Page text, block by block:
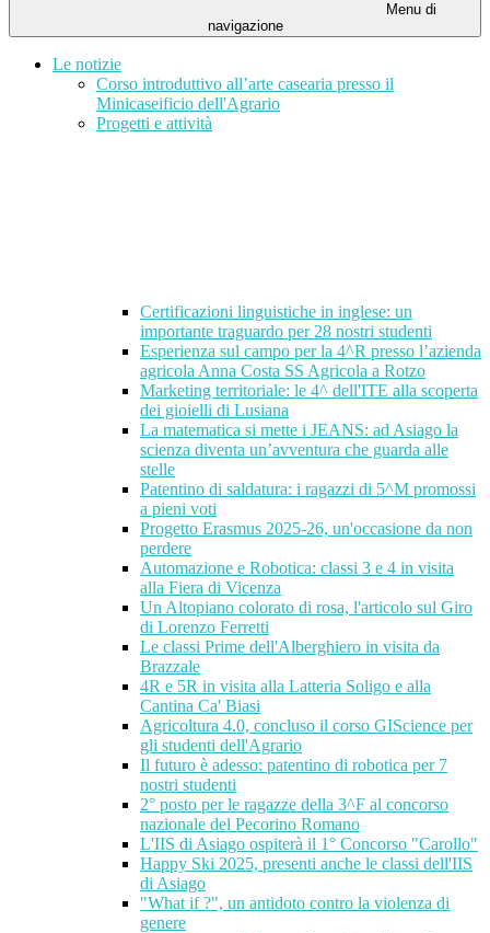
Menu di
navigazione
Le notizie
Corso introduttivo all’arte casearia presso il
Minicaseificio dell'Agrario
Progetti e attività
Certificazioni linguistiche in inglese: un
importante traguardo per 28 nostri studenti
Esperienza sul campo per la 4^R presso l’azienda
agricola Anna Costa SS Agricola a Rotzo
Marketing territoriale: le 4^ dell'ITE alla scoperta
dei gioielli di Lusiana
La matematica si mette i JEANS: ad Asiago la
scienza diventa un’avventura che guarda alle
stelle
Patentino di saldatura: i ragazzi di 5^M promossi
a pieni voti
Progetto Erasmus 2025-26, un'occasione da non
perdere
Automazione e Robotica: classi 3 e 4 in visita
alla Fiera di Vicenza
Un Altopiano colorato di rosa, l'articolo sul Giro
di Lorenzo Ferretti
Le classi Prime dell'Alberghiero in visita da
Brazzale
4R e 5R in visita alla Latteria Soligo e alla
Cantina Ca' Biasi
Agricoltura 4.0, concluso il corso GIScience per
gli studenti dell'Agrario
Il futuro è adesso: patentino di robotica per 7
nostri studenti
2° posto per le ragazze della 3^F al concorso
nazionale del Pecorino Romano
L'IIS di Asiago ospiterà il 1° Concorso "Carollo"
Happy Ski 2025, presenti anche le classi dell'IIS
di Asiago
"What if ?", un antidoto contro la violenza di
genere